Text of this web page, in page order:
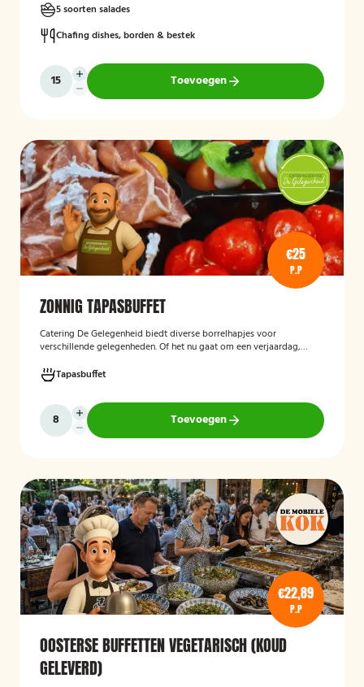
5 soorten salades
Chafing dishes, borden & bestek
Toevoegen
€25
P.P
ZONNIG TAPASBUFFET
Catering De Gelegenheid biedt diverse borrelhapjes voor
verschillende gelegenheden. Of het nu gaat om een verjaardag,
Hieronder ziet u een selectie uit ons aanbod. Het zonnig tapasbuffet
is te bestellen vanaf 10 personen..
Tapasbuffet
Toevoegen
€22,89
P.P
OOSTERSE BUFFETTEN VEGETARISCH (KOUD
GELEVERD)